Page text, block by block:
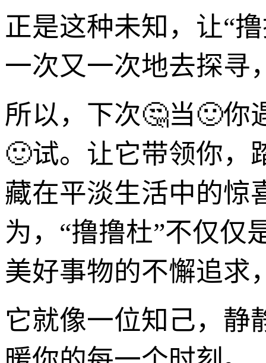
正是这种未知，让“
一次又一次地去探寻
所以，下次🤔当🙂你
🙂试。让它带领你，
藏在平淡生活中的惊
为，“撸撸杜”不仅仅
美好事物的不懈追求
它就像一位知己，静